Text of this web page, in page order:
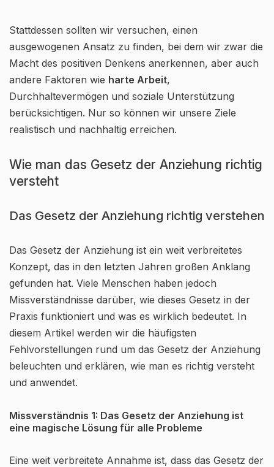
Stattdessen sollten wir versuchen, einen
ausgewogenen Ansatz zu finden, bei dem wir zwar die
Macht des positiven Denkens anerkennen, aber auch
andere Faktoren wie harte Arbeit,
Durchhaltevermögen und soziale Unterstützung
berücksichtigen. Nur so können wir unsere Ziele
realistisch und nachhaltig erreichen.
Wie man das Gesetz der Anziehung richtig
versteht
Das Gesetz der Anziehung richtig verstehen
Das Gesetz der Anziehung ist ein weit verbreitetes
Konzept, das in den letzten Jahren großen Anklang
gefunden hat. Viele Menschen haben jedoch
Missverständnisse darüber, wie dieses Gesetz in der
Praxis funktioniert und was es wirklich bedeutet. In
diesem Artikel werden wir die häufigsten
Fehlvorstellungen rund um das Gesetz der Anziehung
beleuchten und erklären, wie man es richtig versteht
und anwendet.
Missverständnis 1: Das Gesetz der Anziehung ist
eine magische Lösung für alle Probleme
Eine weit verbreitete Annahme ist, dass das Gesetz der